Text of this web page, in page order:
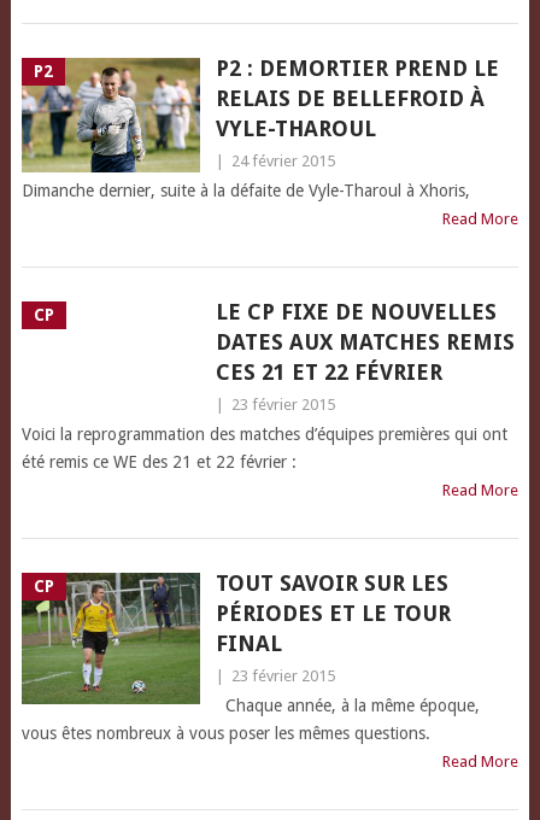
P2
P2 : DEMORTIER PREND LE
RELAIS DE BELLEFROID À
VYLE-THAROUL
24 février 2015
Dimanche dernier, suite à la défaite de Vyle-Tharoul à Xhoris,
Read More
CP
LE CP FIXE DE NOUVELLES
DATES AUX MATCHES REMIS
CES 21 ET 22 FÉVRIER
23 février 2015
Voici la reprogrammation des matches d’équipes premières qui ont
été remis ce WE des 21 et 22 février :
Read More
CP
TOUT SAVOIR SUR LES
PÉRIODES ET LE TOUR
FINAL
23 février 2015
Chaque année, à la même époque,
vous êtes nombreux à vous poser les mêmes questions.
Read More